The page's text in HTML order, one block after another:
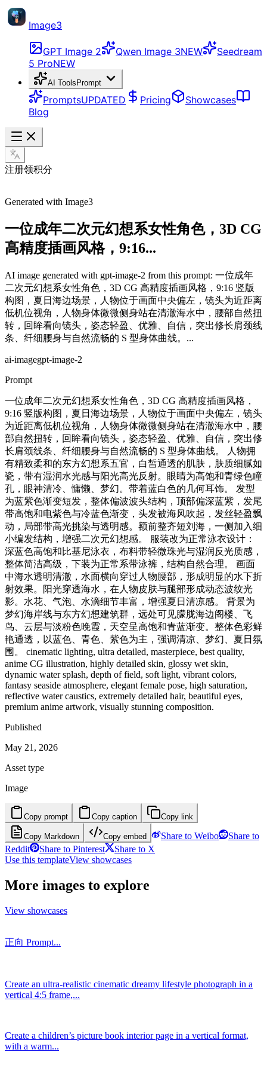
Image3
GPT Image 2 Qwen Image 3NEW
Seedream
5 ProNEW
AI Tools Prompt
PromptsUPDATED Pricing
Showcases
Blog
注册领积分
Generated with Image3
一位成年二次元幻想系女性角色，3D CG
高精度插画风格，9:16...
AI image generated with gpt-image-2 from this prompt: 一位成年
二次元幻想系女性角色，3D CG 高精度插画风格，9:16 竖版
构图，夏日海边场景，人物位于画面中央偏左，镜头为近距离
低机位视角，人物身体微微侧身站在清澈海水中，腰部自然扭
转，回眸看向镜头，姿态轻盈、优雅、自信，突出修长肩颈线
条、纤细腰身与自然流畅的 S 型身体曲线。...
ai-imagegpt-image-2
Prompt
一位成年二次元幻想系女性角色，3D CG 高精度插画风格，
9:16 竖版构图，夏日海边场景，人物位于画面中央偏左，镜头
为近距离低机位视角，人物身体微微侧身站在清澈海水中，腰
部自然扭转，回眸看向镜头，姿态轻盈、优雅、自信，突出修
长肩颈线条、纤细腰身与自然流畅的 S 型身体曲线。 人物拥
有精致柔和的东方幻想系五官，白皙通透的肌肤，肤质细腻如
瓷，带有湿润水光感与阳光高光反射。眼睛为高饱和青绿色瞳
孔，眼神清冷、慵懒、梦幻。带着蓝白色的几何耳饰。 发型
为蓝紫色渐变短发，整体偏波波头结构，顶部偏深蓝紫，发尾
带高饱和电紫色与冷蓝色渐变，头发被海风吹起，发丝轻盈飘
动，局部带高光挑染与透明感。额前整齐短刘海，一侧加入细
小编发结构，增强二次元幻想感。 服装改为正常泳衣设计：
深蓝色高饱和比基尼泳衣，布料带轻微珠光与湿润反光质感，
整体简洁高级，下装为正常系带泳裤，结构自然合理。 画面
中海水透明清澈，水面横向穿过人物腰部，形成明显的水下折
射效果。阳光穿透海水，在人物皮肤与腿部形成动态波纹光
影。水花、气泡、水滴细节丰富，增强夏日清凉感。 背景为
梦幻海岸线与东方幻想建筑群，远处可见朦胧海边阁楼、飞
鸟、云层与淡粉色晚霞，天空呈高饱和青蓝渐变。整体色彩鲜
艳通透，以蓝色、青色、紫色为主，强调清凉、梦幻、夏日氛
围。 cinematic lighting, ultra detailed, masterpiece, best quality,
anime CG illustration, highly detailed skin, glossy wet skin,
dynamic water splash, depth of field, soft light, vibrant colors,
fantasy seaside atmosphere, elegant female pose, high saturation,
reflective water caustics, extremely detailed hair, beautiful eyes,
premium anime artwork, visually stunning composition.
Published
May 21, 2026
Asset type
Image
Copy prompt Copy caption Copy link
Copy Markdown Copy embed Share to Weibo
Share to
Reddit
Share to Pinterest
Share to X
Use this templateView showcases
More images to explore
View showcases
正向 Prompt...
Create an ultra-realistic cinematic dreamy lifestyle photograph in a
vertical 4:5 frame,...
Create a children’s picture book interior page in a vertical format,
with a warm...